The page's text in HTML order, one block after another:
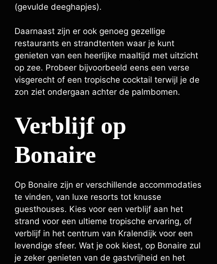
(gevulde deeghapjes).
Daarnaast zijn er ook genoeg gezellige
restaurants en strandtenten waar je kunt
genieten van een heerlijke maaltijd met uitzicht
op zee. Probeer bijvoorbeeld eens een verse
visgerecht of een tropische cocktail terwijl je de
zon ziet ondergaan achter de palmbomen.
Verblijf op
Bonaire
Op Bonaire zijn er verschillende accommodaties
te vinden, van luxe resorts tot knusse
guesthouses. Kies voor een verblijf aan het
strand voor een ultieme tropische ervaring, of
verblijf in het centrum van Kralendijk voor een
levendige sfeer. Wat je ook kiest, op Bonaire zul
je zeker genieten van de gastvrijheid en het